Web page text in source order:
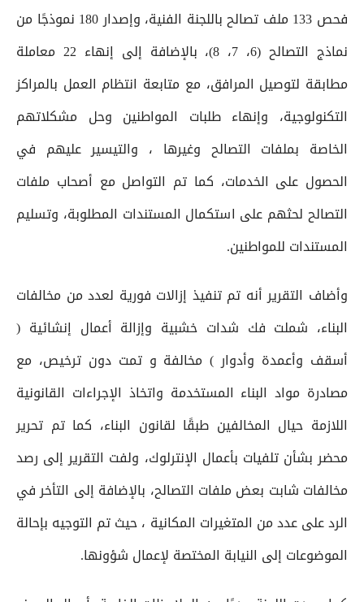
فحص 133 ملف تصالح باللجنة الفنية، وإصدار 180 نموذجًا من
نماذج التصالح (6، 7، 8)، بالإضافة إلى إنهاء 22 معاملة
مطابقة لتوصيل المرافق، مع متابعة انتظام العمل بالمراكز
التكنولوجية، وإنهاء طلبات المواطنين وحل مشكلاتهم
الخاصة بملفات التصالح وغيرها ، والتيسير عليهم في
الحصول على الخدمات، كما تم التواصل مع أصحاب ملفات
التصالح لحثهم على استكمال المستندات المطلوبة، وتسليم
المستندات للمواطنين.
وأضاف التقرير أنه تم تنفيذ إزالات فورية لعدد من مخالفات
البناء، شملت فك شدات خشبية وإزالة أعمال إنشائية (
أسقف وأعمدة وأدوار ) مخالفة و تمت دون ترخيص، مع
مصادرة مواد البناء المستخدمة واتخاذ الإجراءات القانونية
اللازمة حيال المخالفين طبقًا لقانون البناء، كما تم تحرير
محضر بشأن تلفيات بأعمال الإنترلوك، ولفت التقرير إلى رصد
مخالفات شابت بعض ملفات التصالح، بالإضافة إلى التأخر في
الرد على عدد من المتغيرات المكانية ، حيث تم التوجيه بإحالة
الموضوعات إلى النيابة المختصة لإعمال شؤونها.